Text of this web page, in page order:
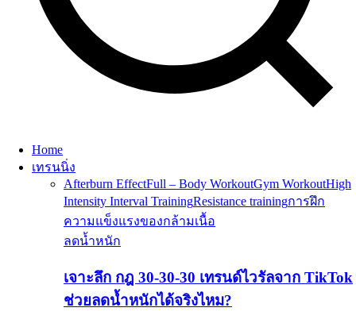
Home
เทรนนิ่ง
Afterburn EffectFull – Body WorkoutGym WorkoutHigh
Intensity Interval TrainingResistance trainingการฝึก
ความแข็งแรงของกล้ามเนื้อ
ลดน้ำหนัก
เจาะลึก กฎ 30-30-30 เทรนด์ไวรัลจาก TikTok
ช่วยลดน้ำหนักได้จริงไหม?